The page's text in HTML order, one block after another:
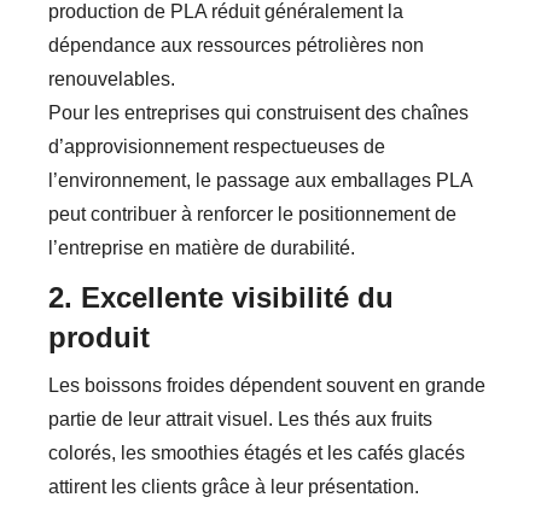
production de PLA réduit généralement la
dépendance aux ressources pétrolières non
renouvelables.
Pour les entreprises qui construisent des chaînes
d’approvisionnement respectueuses de
l’environnement, le passage aux emballages PLA
peut contribuer à renforcer le positionnement de
l’entreprise en matière de durabilité.
2. Excellente visibilité du
produit
Les boissons froides dépendent souvent en grande
partie de leur attrait visuel. Les thés aux fruits
colorés, les smoothies étagés et les cafés glacés
attirent les clients grâce à leur présentation.